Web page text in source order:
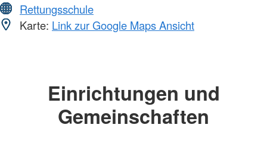
Rettungsschule
Karte: Link zur Google Maps Ansicht
Einrichtungen und
Gemeinschaften